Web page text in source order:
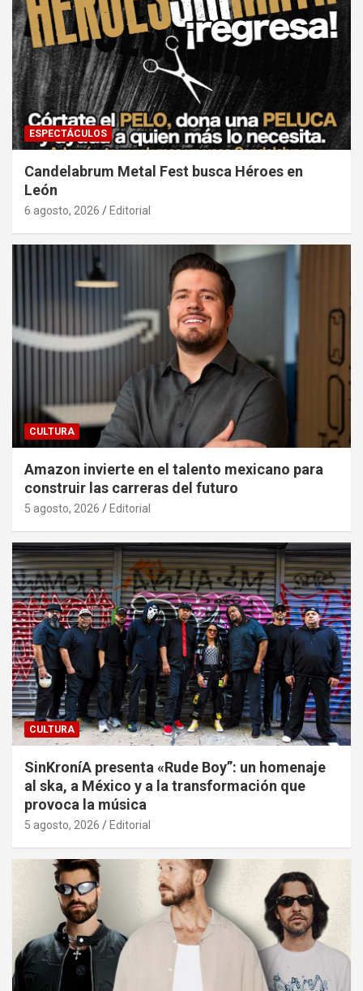
ESPECTÁCULOS
Candelabrum Metal Fest busca Héroes en
León
6 agosto, 2026 Editorial
CULTURA
Amazon invierte en el talento mexicano para
construir las carreras del futuro
5 agosto, 2026 Editorial
CULTURA
SinKroníA presenta «Rude Boy”: un homenaje
al ska, a México y a la transformación que
provoca la música
5 agosto, 2026 Editorial